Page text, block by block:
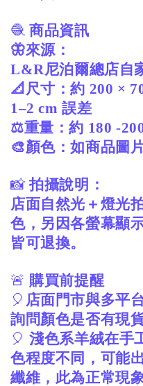
🧶 商品資訊
🦋來源：
L&R尼泊爾總店自
📐尺寸：約 200 ×
1–2 cm 誤差
⚖️重量：約 180 -
🎨顏色：如商品圖
📸拍攝說明：
店面自然光＋燈光
色，另因各螢幕顯
皆可退換。
🚨 購買前提醒
🎈 店面門市與多平
詢問顏色是否有現貨
🎈 淺色系羊絨在手
色程度不同，可能
纖維，此為正常現